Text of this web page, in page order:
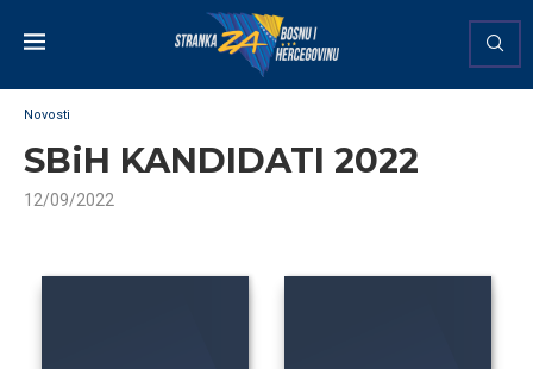
Novosti
SBiH KANDIDATI 2022
12/09/2022